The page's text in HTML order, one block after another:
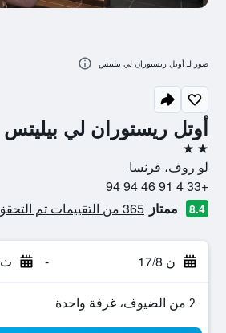
أوتل ريستوران لي بيليتس
2 نجمتين
لو روف، فرنسا
+33 4 91 46 94 94
8.4 ممتاز 365 من التقييمات تم التحقق منها
ن 17/8 - ث 18/8
2 من الضيوف، غرفة واحدة
صور لـ أوتل ريستوران لي بيليتس